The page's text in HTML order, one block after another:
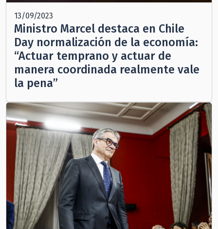
13/09/2023
Ministro Marcel destaca en Chile
Day normalización de la economía:
“Actuar temprano y actuar de
manera coordinada realmente vale
la pena”